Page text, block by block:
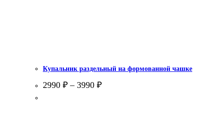
Купальник раздельный на формованной чашке
2990 ₽ – 3990 ₽